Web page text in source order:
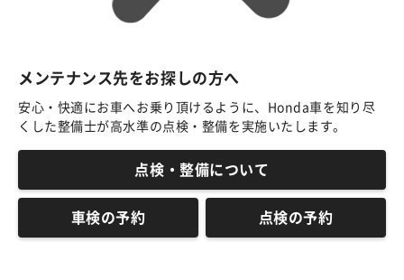
メンテナンス先をお探しの方へ
安心・快適にお車へお乗り頂けるように、Honda車を知り尽
くした整備士が高水準の点検・整備を実施いたします。
点検・整備について
車検の予約 点検の予約